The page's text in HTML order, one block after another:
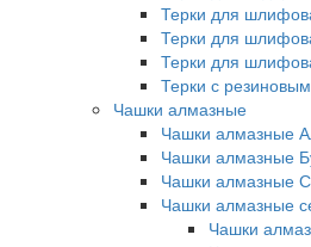
Терки для
Терки для
Терки для
Терки с
Чашки алмазные
Чашки алмазные
Чашки алмазные
Чашки алмазные
Чашки алмазные
Чашки